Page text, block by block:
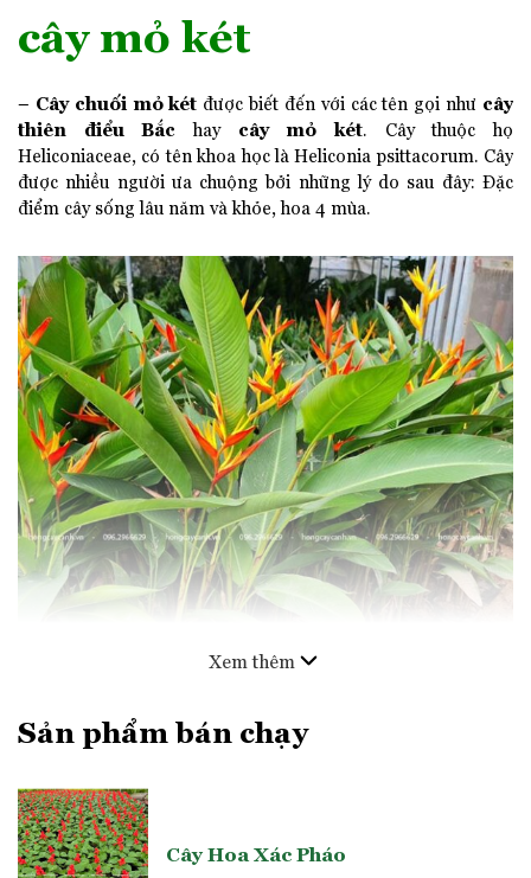
cây mỏ két
– Cây chuối mỏ két được biết đến với các tên gọi như cây
thiên điểu Bắc hay cây mỏ két. Cây thuộc họ
Heliconiaceae, có tên khoa học là Heliconia psittacorum. Cây
được nhiều người ưa chuộng bởi những lý do sau đây: Đặc
điểm cây sống lâu năm và khỏe, hoa 4 mùa.
Cây mỏ két đang thời điểm sai hoa
Xem thêm
Sản phẩm bán chạy
Cây Hoa Xác Pháo